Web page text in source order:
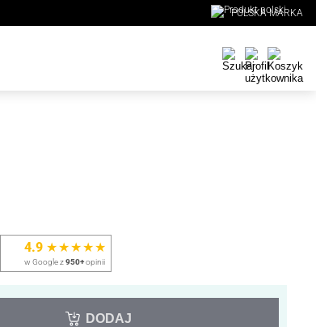
POLSKA MARKA
4.9 ★★★★★
w Google z950+opinii
DODAJ